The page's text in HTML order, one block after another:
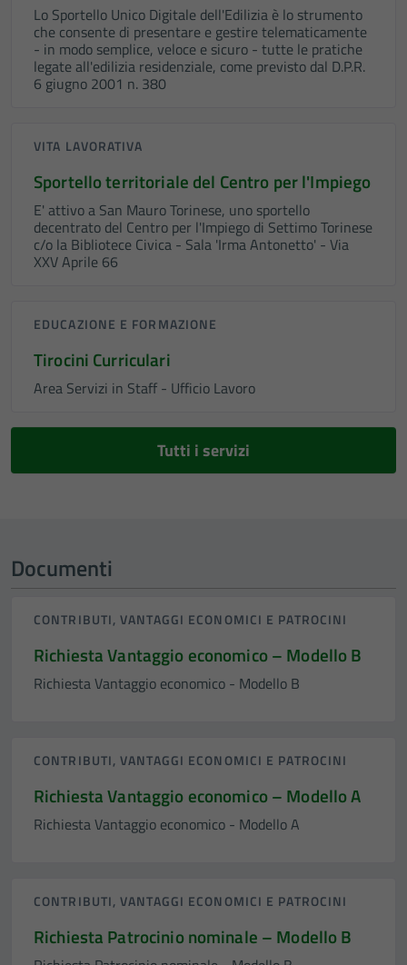
Lo Sportello Unico Digitale dell'Edilizia è lo strumento
che consente di presentare e gestire telematicamente
- in modo semplice, veloce e sicuro - tutte le pratiche
legate all'edilizia residenziale, come previsto dal D.P.R.
6 giugno 2001 n. 380
VITA LAVORATIVA
Sportello territoriale del Centro per l'Impiego
E' attivo a San Mauro Torinese, uno sportello
decentrato del Centro per l'Impiego di Settimo Torinese
c/o la Bibliotece Civica - Sala 'Irma Antonetto' - Via
XXV Aprile 66
EDUCAZIONE E FORMAZIONE
Tirocini Curriculari
Area Servizi in Staff - Ufficio Lavoro
Tutti i servizi
Documenti
CONTRIBUTI, VANTAGGI ECONOMICI E PATROCINI
Richiesta Vantaggio economico – Modello B
Richiesta Vantaggio economico - Modello B
CONTRIBUTI, VANTAGGI ECONOMICI E PATROCINI
Richiesta Vantaggio economico – Modello A
Richiesta Vantaggio economico - Modello A
CONTRIBUTI, VANTAGGI ECONOMICI E PATROCINI
Richiesta Patrocinio nominale – Modello B